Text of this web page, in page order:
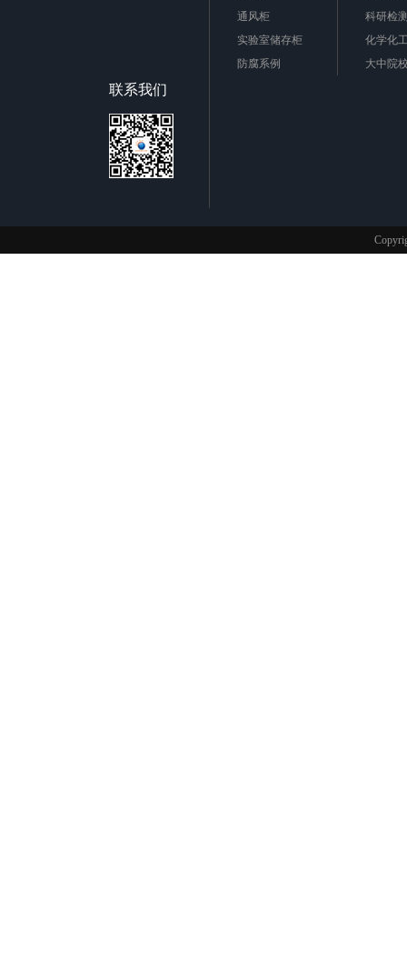
通风柜
实验室储存柜
防腐系例
科研检
化学化
大中院
联系我们